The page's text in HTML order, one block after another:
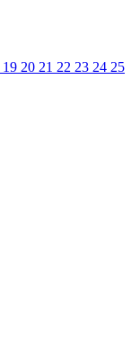
19 20 21 22 23 24 25